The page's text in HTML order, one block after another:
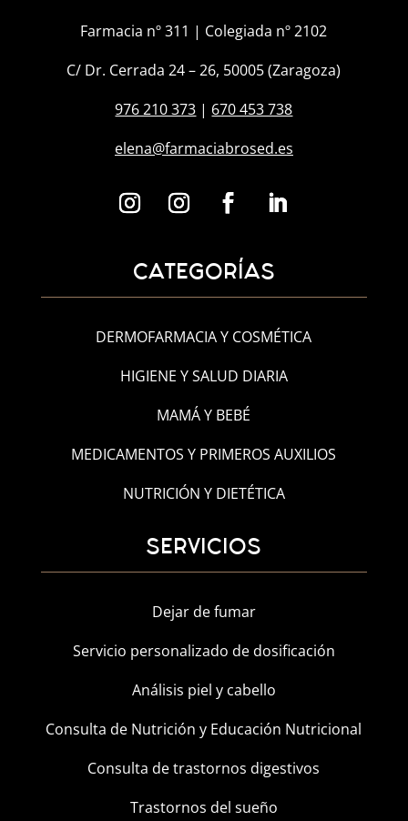
Farmacia nº 311 | Colegiada nº 2102
C/ Dr. Cerrada 24 – 26, 50005 (Zaragoza)
976 210 373 | 670 453 738
elena@farmaciabrosed.es
CATEGORÍAS
DERMOFARMACIA Y COSMÉTICA
HIGIENE Y SALUD DIARIA
MAMÁ Y BEBÉ
MEDICAMENTOS Y PRIMEROS AUXILIOS
NUTRICIÓN Y DIETÉTICA
SERVICIOS
Dejar de fumar
Servicio personalizado de dosificación
Análisis piel y cabello
Consulta de Nutrición y Educación Nutricional
Consulta de trastornos digestivos
Trastornos del sueño